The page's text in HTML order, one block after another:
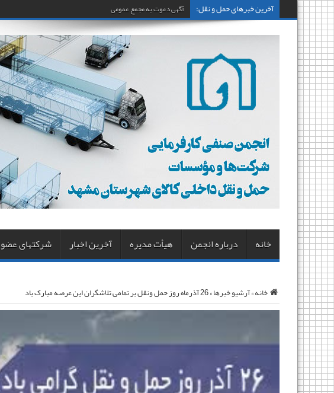
آخرین خبرهای حمل و نقل: آگهی دعوت به مجمع عمومی عادی نوبت اول
خانه درباره انجمن هیأت مدیره آخرین اخبار شرکتهای عضو
خانه»آرشیو خبرها»26 آذرماه روز حمل ونقل بر تمامی تلاشگران این عرصه مبارک باد